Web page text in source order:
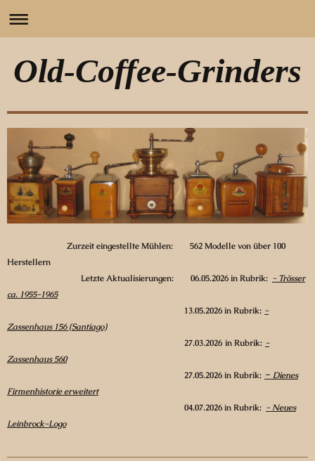
Old-Coffee-Grinders
Zurzeit eingestellte Mühlen: 562 Modelle von über 100
Herstellern
Letzte Aktualisierungen:
06.05.2026in Rubrik: - Trösser
ca. 1955-1965
13.05.2026 in Rubrik: -
Zassenhaus 156 (Santiago)
27.03.2026 in Rubrik: -
Zassenhaus 560
27.05.2026 in Rubrik: - Dienes
Firmenhistorie erweitert
04.07.2026 in Rubrik: - Neues
Leinbrock-Logo